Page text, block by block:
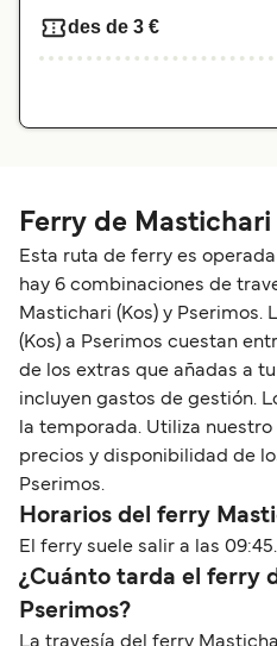
des de 3 €
Ferry de
Esta ruta de ferry es
hay 6 combinaciones de
Mastichari (Kos) y Pserimos.
(Kos) a Pserimos cuestan
de los extras que añadas a
incluyen gastos de gestión.
la temporada. Utiliza
precios y disponibilidad de
Pserimos.
Horarios del ferry
El ferry suele salir a las 09:45.
¿Cuánto tarda el ferry
Pserimos?
La travesía del ferry